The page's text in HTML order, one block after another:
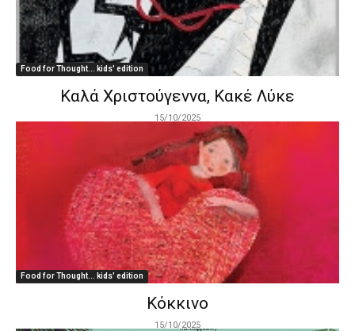
Food for Thought... kids' edition
Καλά Χριστούγεννα, Κακέ Λύκε
15/10/2025
Food for Thought... kids' edition
Κόκκινο
15/10/2025